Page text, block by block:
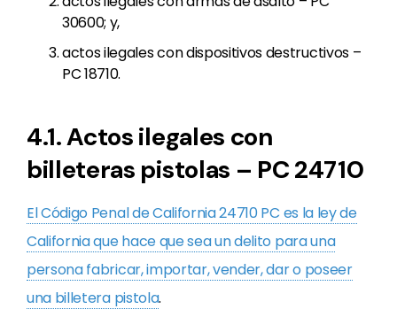
30600; y,
actos ilegales con dispositivos destructivos –
PC 18710.
4.1. Actos ilegales con
billeteras pistolas – PC 24710
El Código Penal de California 24710 PC es la ley de
California que hace que sea un delito para una
persona fabricar, importar, vender, dar o poseer
una billetera pistola.